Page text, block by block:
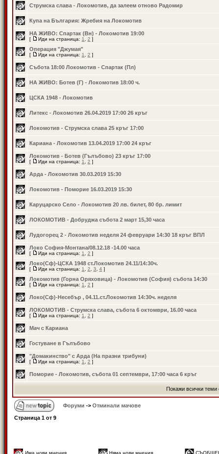
Струмска слава - Локомотив, да залеем отново Радомир
Купа на България: Жребия на Локомотив
НА ЖИВО: Спартак (Вн) - Локомотив 19:00
[ Иди на страница: 1 2 ]
Операция "Джумая"
[ Иди на страница: 1 2 ]
Събота 18:00 Локомотив - Спартак (Пл)
НА ЖИВО: Ботев (Г) - Локомотив 18:00 ч.
ЦСКА 1948 - Локомотив
Литекс - Локомотив 26.04.2019 17:00 26 кръг
Локомотив - Струмска слава 25 кръг 17:00
Кариана - Локомотив 13.04.2019 17:00 24 кръг
Локомотив - Ботев (Гълъбово) 23 кръг 17:00
[ Иди на страница: 1 2 ]
Арда - Локомотив 30.03.2019 15:30
Локомотив - Поморие 16.03.2019 15:30
Каруцарско Село - Локомотив 20 лв. билет, 80 бр. лимит
ЛОКОМОТИВ - Добруджа събота 2 март 15,30 часа
Лудогорец 2 - Локомотив неделя 24 февруари 14:30 18 кръг ВПЛ
Локо София-Монтана/08.12.18 -14.00 часа
[ Иди на страница: 1 2 ]
Локо(Сф)-ЦСКА 1948 ст.Локомотив 24.11/14:30ч.
[ Иди на страница: 1 2 3 4 ]
Локомотив (Горна Оряховица) - Локомотив (София) събота 14:30
[ Иди на страница: 1 2 ]
Локо(Сф)-Несебър , 04.11.ст.Локомотив 14:30ч. неделя
ЛОКОМОТИВ - Струмска слава, събота 6 октомври, 16.00 часа
[ Иди на страница: 1 2 ]
Мач с Кариана
Гостуване в Гълъбово
"Домакинство" с Арда (На празни трибуни)
[ Иди на страница: 1 2 ]
Поморие - Локомотив, събота 01 септември, 17:00 часа 6 кръг
Покажи всички теми
Форуми -> Отминали мачове
Страница 1 от 9
Има нови мнения Няма нови мнения